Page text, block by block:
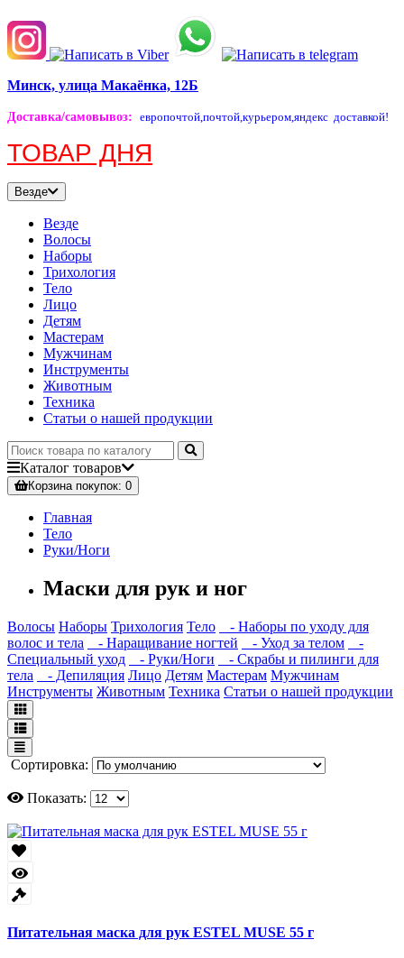
Минск, улица Макаёнка, 12Б
Доставка/самовывоз: европочтой,почтой,курьером,яндекс доставкой!
ТОВАР ДНЯ
Везде
Везде
Волосы
Наборы
Трихология
Тело
Лицо
Детям
Мастерам
Мужчинам
Инструменты
Животным
Техника
Статьи о нашей продукции
Каталог товаров
Корзинапокупок: 0
Главная
Тело
Руки/Ноги
Маски для рук и ног
Волосы Наборы Трихология Тело
- Наборы по уходу для
волос и тела
- Наращивание ногтей - Уход за телом
-
Специальный уход
- Руки/Ноги
- Скрабы и пилинги для
тела
- Депиляция Лицо Детям Мастерам Мужчинам
Инструменты Животным Техника Статьи о нашей продукции
Сортировка:
Показать:
Питательная маска для рук ESTEL MUSE 55 г